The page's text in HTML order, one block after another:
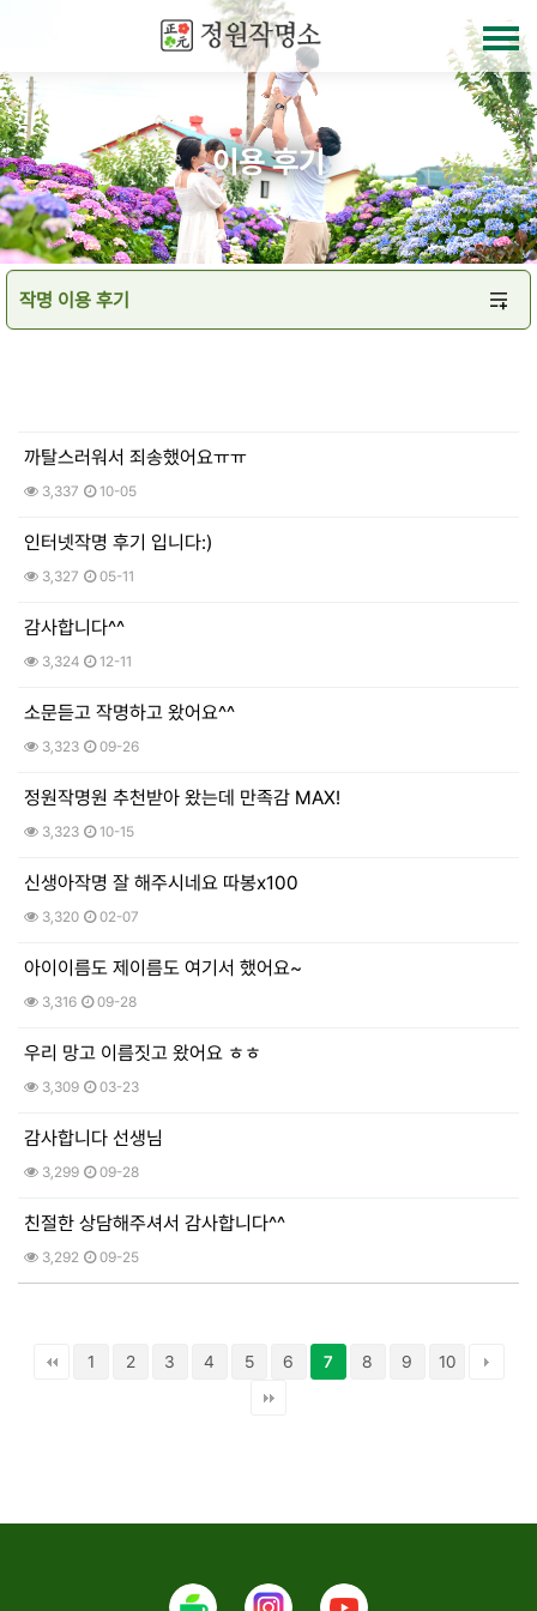
이용 후기
까탈스러워서 죄송했어요ㅠㅠ
3,337 10-05
인터넷작명 후기 입니다:)
3,327 05-11
감사합니다^^
3,324 12-11
소문듣고 작명하고 왔어요^^
3,323 09-26
정원작명원 추천받아 왔는데 만족감 MAX!
3,323 10-15
신생아작명 잘 해주시네요 따봉x100
3,320 02-07
아이이름도 제이름도 여기서 했어요~
3,316 09-28
우리 망고 이름짓고 왔어요 ㅎㅎ
3,309 03-23
감사합니다 선생님
3,299 09-28
친절한 상담해주셔서 감사합니다^^
3,292 09-25
1 2 3 4 5 6 7 8 9 10